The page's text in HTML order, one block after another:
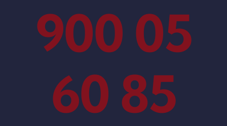
900 05
60 85